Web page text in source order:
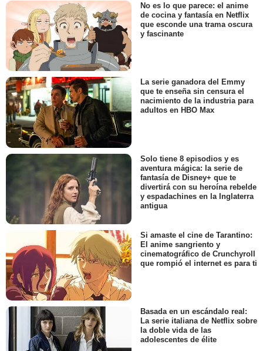
No es lo que parece: el anime
de cocina y fantasía en Netflix
que esconde una trama oscura
y fascinante
La serie ganadora del Emmy
que te enseña sin censura el
nacimiento de la industria para
adultos en HBO Max
Solo tiene 8 episodios y es
aventura mágica: la serie de
fantasía de Disney+ que te
divertirá con su heroína rebelde
y espadachines en la Inglaterra
antigua
Si amaste el cine de Tarantino:
El anime sangriento y
cinematográfico de Crunchyroll
que rompió el internet es para ti
Basada en un escándalo real:
La serie italiana de Netflix sobre
la doble vida de las
adolescentes de élite